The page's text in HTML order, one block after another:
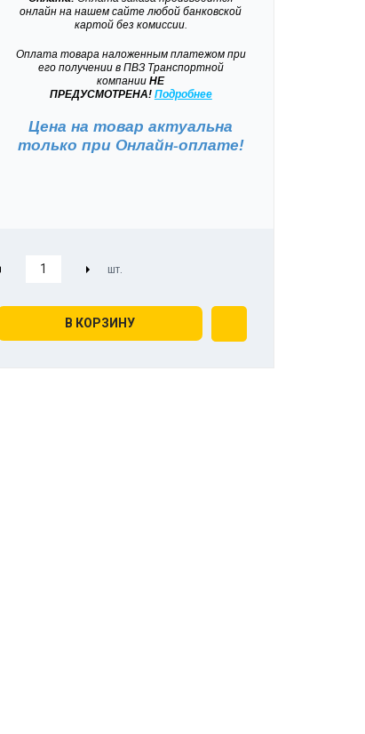
онлайн на нашем сайте любой банковской
картой без комиссии.
Оплата товара наложенным платежом при
его получении в ПВЗ Транспортной
компании НЕ
ПРЕДУСМОТРЕНА! Подробнее
Цена на товар актуальна
только при Онлайн-оплате!
В КОРЗИНУ